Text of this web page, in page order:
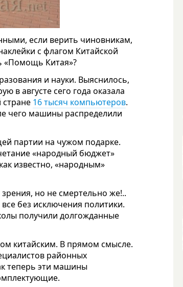
если верить чиновникам,
с флагом Китайской
«Помощь Китая»?
и науки. Выяснилось,
в августе сего года оказала
16 тысяч компьютеров.
чего машины распределили
партии на чужом подарке.
«народный бюджет»
известно, «народным»
но не смертельно же!..
без исключения политики.
получили долгожданные
китайским. В прямом смысле.
районных
теперь эти машины